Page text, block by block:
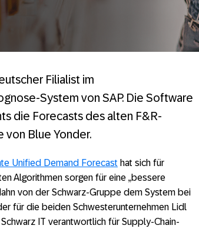
Filialist im
System von SAP. Die Software
die Forecasts des alten F&R-
von Blue Yonder.
Unified Demand Forecast hat sich für
Algorithmen sorgen für eine „bessere
von der Schwarz-Gruppe dem System bei
für die beiden Schwesterunternehmen Lidl
IT verantwortlich für Supply-Chain-